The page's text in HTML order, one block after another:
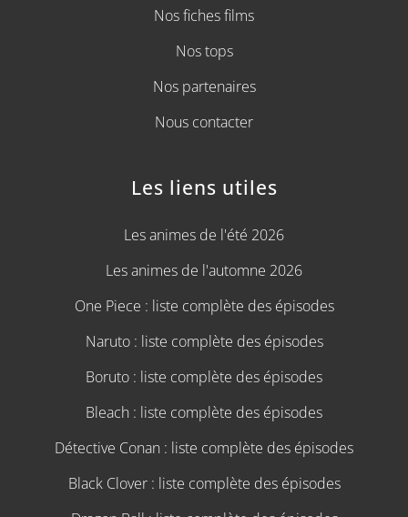
Nos fiches films
Nos tops
Nos partenaires
Nous contacter
Les liens utiles
Les animes de l'été 2026
Les animes de l'automne 2026
One Piece : liste complète des épisodes
Naruto : liste complète des épisodes
Boruto : liste complète des épisodes
Bleach : liste complète des épisodes
Détective Conan : liste complète des épisodes
Black Clover : liste complète des épisodes